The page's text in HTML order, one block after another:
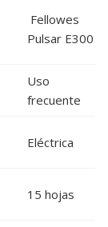
Fellowes
Pulsar E300
Uso
frecuente
Eléctrica
15 hojas